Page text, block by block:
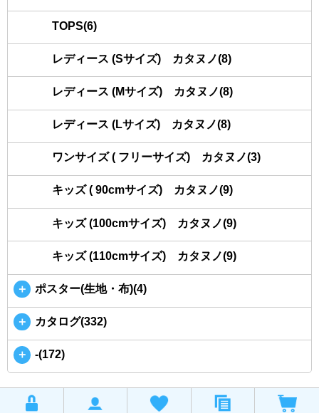
TOPS(6)
レディース (Sサイズ) カタヌノ(8)
レディース (Mサイズ) カタヌノ(8)
レディース (Lサイズ) カタヌノ(8)
ワンサイズ ( フリーサイズ) カタヌノ(3)
キッズ ( 90cmサイズ) カタヌノ(9)
キッズ (100cmサイズ) カタヌノ(9)
キッズ (110cmサイズ) カタヌノ(9)
＋ ポスター(生地・布)(4)
＋ カタログ(332)
＋ -(172)